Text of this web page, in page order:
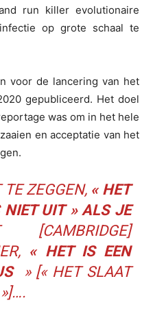
run killer evolutionaire
op grote schaal te
voor de lancering van het
gepubliceerd. Het doel
was om in het hele
en acceptatie van het
ZEGGEN, « HET
UIT » ALS JE
« HET IS EEN
» [« HET SLAAT